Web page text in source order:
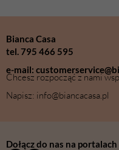
Bianca Casa
tel. 795 466 595
e-mail:
Chcesz rozpocząć z nami
Napisz: info@biancacasa.pl
Dołącz do nas na